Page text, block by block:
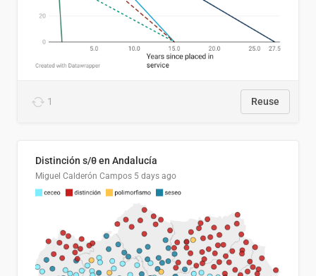
1 Reuse
Distinción s/θ en Andalucía
Miguel Calderón Campos 5 days ago